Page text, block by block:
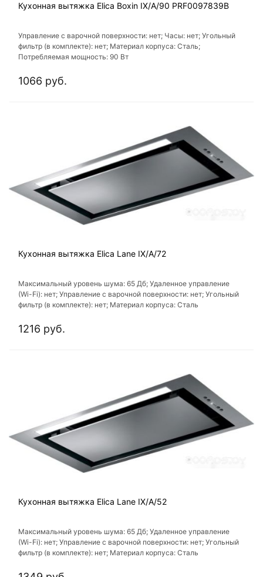
Кухонная вытяжка Elica Boxin IX/A/90 PRF0097839B
Управление с варочной поверхности: нет; Часы: нет; Угольный
фильтр (в комплекте): нет; Материал корпуса: Сталь;
Потребляемая мощность: 90 Вт
1066 руб.
Кухонная вытяжка Elica Lane IX/A/72
Максимальный уровень шума: 65 Дб; Удаленное управление
(Wi-Fi): нет; Управление с варочной поверхности: нет; Угольный
фильтр (в комплекте): нет; Материал корпуса: Сталь
1216 руб.
Кухонная вытяжка Elica Lane IX/A/52
Максимальный уровень шума: 65 Дб; Удаленное управление
(Wi-Fi): нет; Управление с варочной поверхности: нет; Угольный
фильтр (в комплекте): нет; Материал корпуса: Сталь